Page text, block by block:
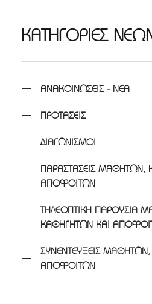
ΚΑΤΗΓΟΡΙΕΣ
ΑΝΑΚΟΙΝΩΣΕΙΣ - ΝΕΑ
ΠΡΟΤΑΣΕΙΣ
ΔΙΑΓΩΝΙΣΜΟΙ
ΠΑΡΑΣΤΑΣΕΙΣ ΜΑΘΗΤΩΝ,
ΑΠΟΦΟΙΤΩΝ
ΤΗΛΕΟΠΤΙΚΗ ΠΑΡΟΥΣΙΑ
ΚΑΘΗΓΗΤΩΝ ΚΑΙ
ΣΥΝΕΝΤΕΥΞΕΙΣ
ΑΠΟΦΟΙΤΩΝ